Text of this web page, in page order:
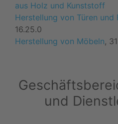
aus Holz und Kunststoff
Herstellung von Türen und
16.25.0
Herstellung von Möbeln, 31
und